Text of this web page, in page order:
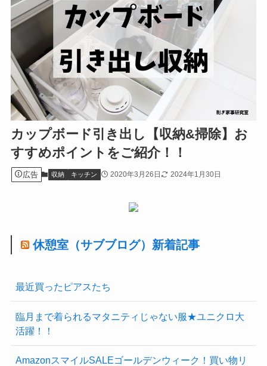
カップボード引き出し【収納&掃除】お
すすめポイントをご紹介！！
広告 収納 キッチン 2020年3月26日 2024年1月30日
休憩室（サブブログ）新着記事
最近買ったピアスたち
臨月まで着られるマタニティじゃない服★ユニクロ大
活躍！！
AmazonスマイルSALEゴールデンウィーク！買い物リ